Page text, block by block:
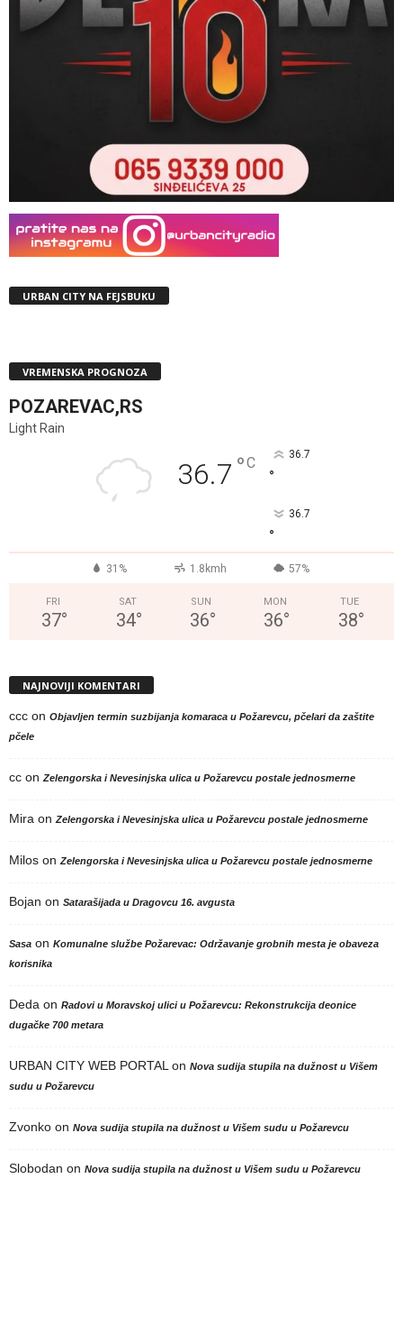
URBAN CITY NA FEJSBUKU
VREMENSKA PROGNOZA
POZAREVAC,RS
Light Rain
36.7 °C 36.7
°
36.7
°
31% 1.8kmh 57%
FRI
37°
SAT
34°
SUN
36°
MON
36°
TUE
38°
NAJNOVIJI KOMENTARI
ccc on Objavljen termin suzbijanja komaraca u Požarevcu, pčelari da zaštite
pčele
cc on Zelengorska i Nevesinjska ulica u Požarevcu postale jednosmerne
Mira on Zelengorska i Nevesinjska ulica u Požarevcu postale jednosmerne
Milos on Zelengorska i Nevesinjska ulica u Požarevcu postale jednosmerne
Bojan on Satarašijada u Dragovcu 16. avgusta
Sasa on Komunalne službe Požarevac: Održavanje grobnih mesta je obaveza
korisnika
Deda on Radovi u Moravskoj ulici u Požarevcu: Rekonstrukcija deonice
dugačke 700 metara
URBAN CITY WEB PORTAL on Nova sudija stupila na dužnost u Višem
sudu u Požarevcu
Zvonko on Nova sudija stupila na dužnost u Višem sudu u Požarevcu
Slobodan on Nova sudija stupila na dužnost u Višem sudu u Požarevcu